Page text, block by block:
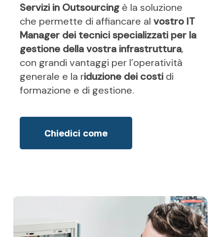
Servizi in Outsourcing è la soluzione
che permette di affiancare alvostro IT
Manager dei tecnici specializzati per la
gestione della vostra infrastruttura,
con grandi vantaggi per l’operatività
generale e la riduzione dei costi di
formazione e di gestione.
Chiedici come